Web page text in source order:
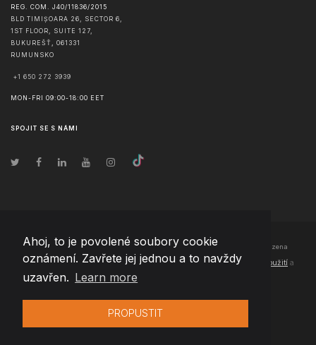
Ahoj, to je povolené soubory cookie
oznámení. Zavřete jej jednou a to navždy
uzavřen. Learn more
PROPUSTIT
REG. COM. J40/11836/2015
BLD TIMIȘOARA 26, SECTOR 6,
1ST FLOOR, SUITE 127,
BUKUREŠŤ , 061331
RUMUNSKO
+1 650 272 3939
MON-FRI 09:00-18:00 EET
SPOJIT SE S NÁMI
© Copyright2026 Team Extension Czech Republic- Všechna práva vyhrazena
Changelog● Používáním těchto stránek souhlasíte s našimiPodmínky použití a
Politika soukromí